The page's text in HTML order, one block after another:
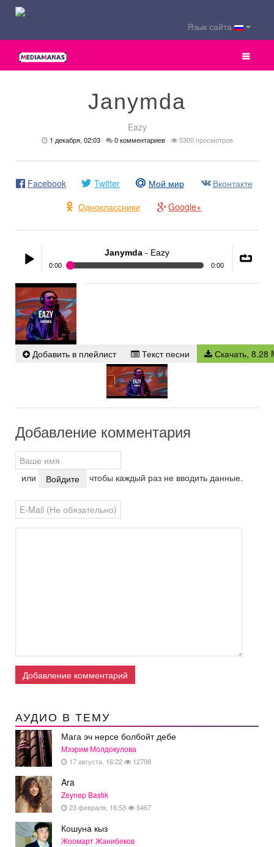
Язык сайта
Janymda
Eazy
1 декабря, 02:03· 0 комментариев· 5300 просмотров
Facebook Twitter Мой мир
Вконтакте
Одноклассники
Google+
Play /
Janymda - Eazy
0:00 0:00
Janymda- Eazy
Добавить в плейлист Текст песни Скачать, 8.28
Добавление комментария
или Войдите чтобы каждый раз не вводить данные.
Добавление комментарий
АУДИО В ТЕМУ
Мага эч нерсе болбойт дебе
Мээрим Молдокулова
17 августа, 16:22 12798
Ara
Zeynep Bastık
23 февраля, 16:53 5467
Кошуна кыз
Жоомарт Жанибеков